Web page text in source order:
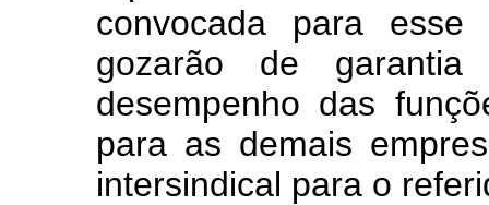
convocada para
gozarão de
desempenho das
para as demais
intersindical para o